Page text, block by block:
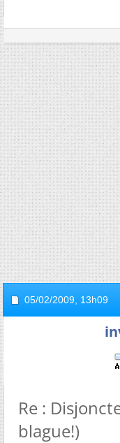
05/02/2009, 13h09
Re :
blague!)